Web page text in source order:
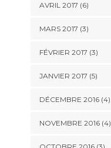
AVRIL 2017 (6)
MARS 2017 (3)
FÉVRIER 2017 (3)
JANVIER 2017 (5)
DÉCEMBRE 2016(4)
NOVEMBRE 2016(4)